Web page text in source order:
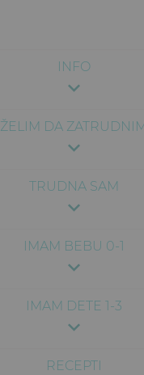
INFO
ŽELIM DA
TRUDNA SAM
IMAM BEBU 0-1
IMAM DETE 1-3
RECEPTI